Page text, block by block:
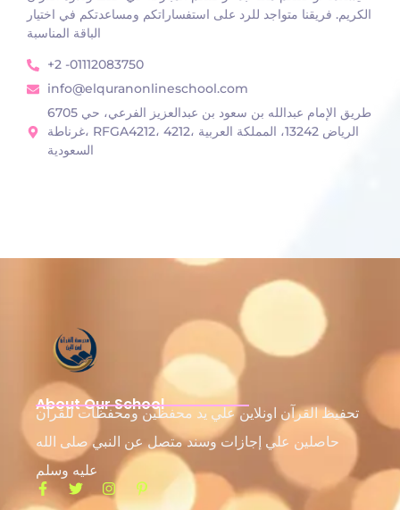
الكريم. فريقنا متواجد للرد على استفساراتكم ومساعدتكم في اختيار
الباقة المناسبة
+2 -01112083750
info@elquranonlineschool.com
6705 طريق الإمام عبدالله بن سعود بن عبدالعزيز الفرعي، حي
غرناطة، RFGA4212، 4212، الرياض 13242، المملكة العربية
السعودية
About Our School
تحفيظ القرآن اونلاين علي يد محفظين ومحفظات للقرآن
حاصلين علي إجازات وسند متصل عن النبي صلى الله
عليه وسلم